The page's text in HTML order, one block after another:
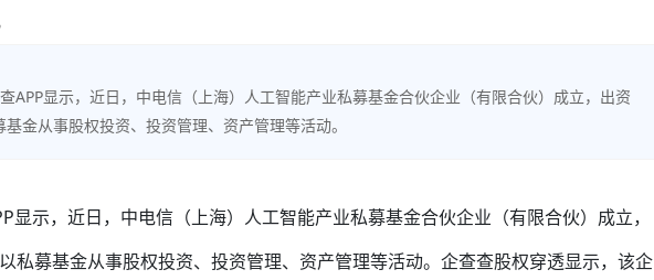
APP显示，近日，中电信（上海）人工智能产业私募基金合伙企业（有限合伙）成立，出资
金从事股权投资、投资管理、资产管理等活动。
显示，近日，中电信（上海）人工智能产业私募基金合伙企业（有限合伙）成立，
私募基金从事股权投资、投资管理、资产管理等活动。企查查股权穿透显示，该企